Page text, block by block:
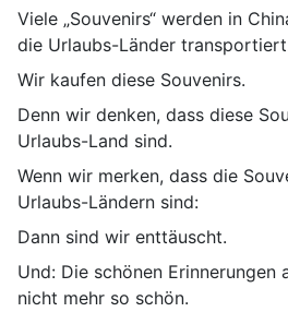
Viele „Souvenirs“ werden in
die Urlaubs-Länder
Wir kaufen diese Souvenirs.
Denn wir denken, dass diese
Urlaubs-Land sind.
Wenn wir merken, dass die
Urlaubs-Ländern sind:
Dann sind wir enttäuscht.
Und: Die schönen Erinnerungen
nicht mehr so schön.